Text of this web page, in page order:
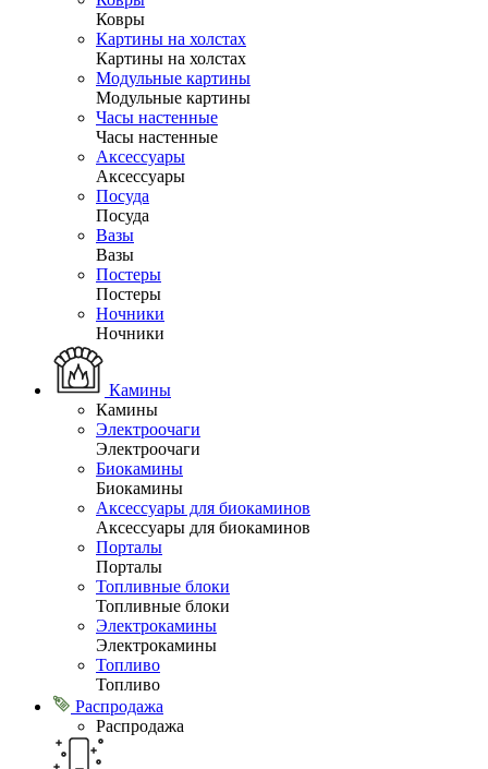
Ковры
Картины на холстах
Картины на холстах
Модульные картины
Модульные картины
Часы настенные
Часы настенные
Аксессуары
Аксессуары
Посуда
Посуда
Вазы
Вазы
Постеры
Постеры
Ночники
Ночники
Камины
Камины
Электроочаги
Электроочаги
Биокамины
Биокамины
Аксессуары для биокаминов
Аксессуары для биокаминов
Порталы
Порталы
Топливные блоки
Топливные блоки
Электрокамины
Электрокамины
Топливо
Топливо
Распродажа
Распродажа